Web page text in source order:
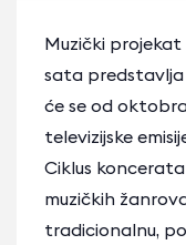
Muzički
sata predstavlja
će se od
televizijske
Ciklus
muzičkih
tradicionalnu,